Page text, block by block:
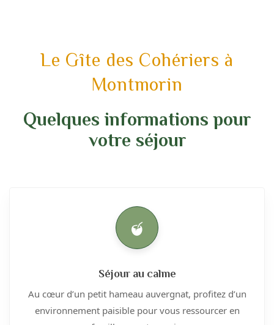
Le Gîte des Cohériers à
Montmorin
Quelques informations pour
votre séjour
Séjour au calme
Au cœur d’un petit hameau auvergnat, profitez d’un
environnement paisible pour vous ressourcer en